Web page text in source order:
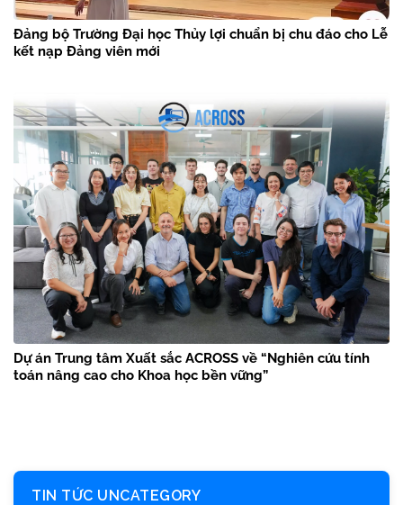
Đảng bộ Trường Đại học Thủy lợi chuẩn bị chu đáo cho Lễ
kết nạp Đảng viên mới
Dự án Trung tâm Xuất sắc ACROSS về “Nghiên cứu tính
toán nâng cao cho Khoa học bền vững”
TIN TỨC UNCATEGORY